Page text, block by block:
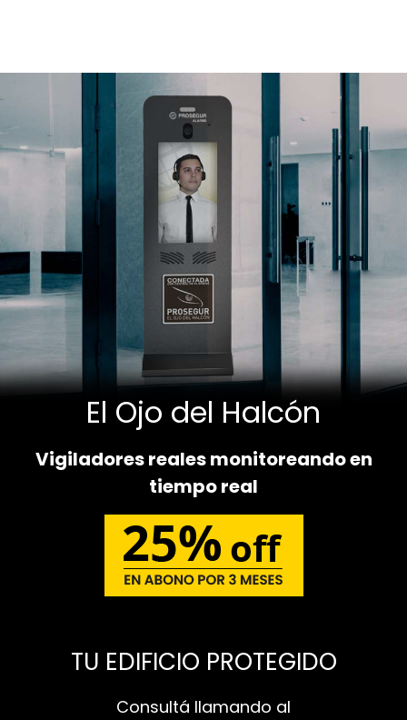
El Ojo del Halcón
Vigiladores reales monitoreando en
tiempo real
TU EDIFICIO PROTEGIDO
Consultá llamando al